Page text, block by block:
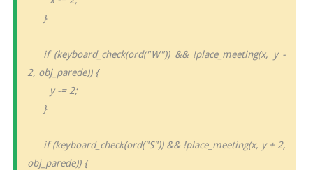
}
if (keyboard_check(ord("W")) && !place_meeting(x, y -
2, obj_parede)) {
y -= 2;
}
if (keyboard_check(ord("S")) && !place_meeting(x, y + 2,
obj_parede)) {